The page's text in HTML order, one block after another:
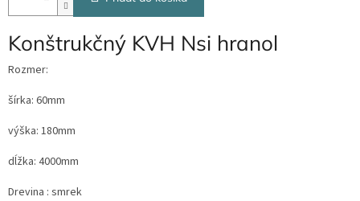
Konštrukčný KVH Nsi hranol
Rozmer:
šírka: 60mm
výška: 180mm
dĺžka: 4000mm
Drevina : smrek